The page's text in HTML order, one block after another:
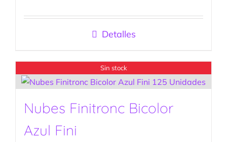
con5.00de
Detalles
Sin stock
Nubes Finitronc Bicolor
Azul Fini